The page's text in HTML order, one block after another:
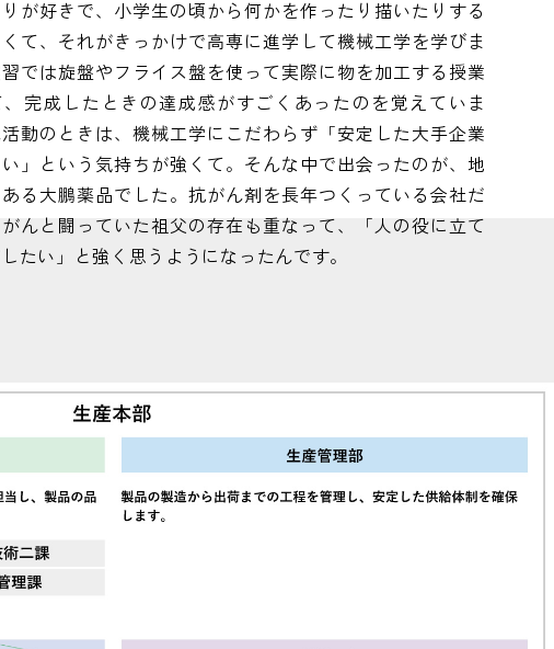
が好きで、小学生の頃から何かを作ったり描いたりする
て、それがきっかけで高専に進学して機械工学を学びま
習では旋盤やフライス盤を使って実際に物を加工する授業
、完成したときの達成感がすごくあったのを覚えていま
動のときは、機械工学にこだわらず「安定した大手企業
」という気持ちが強くて。そんな中で出会ったのが、地
る大鵬薬品でした。抗がん剤を長年つくっている会社だ
んと闘っていた祖父の存在も重なって、「人の役に立て
たい」と強く思うようになったんです。